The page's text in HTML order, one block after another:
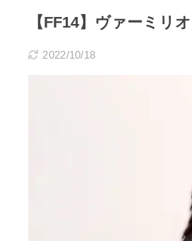
【FF14】ヴァーミリ
2022/10/18